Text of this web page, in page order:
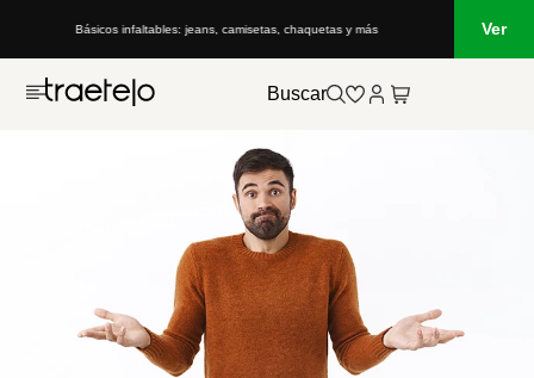
Básicos infaltables: jeans, camisetas, chaquetas y más Ver
Buscar